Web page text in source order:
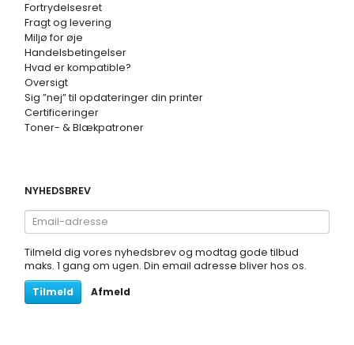
Fortrydelsesret
Fragt og levering
Miljø for øje
Handelsbetingelser
Hvad er kompatible?
Oversigt
Sig ”nej” til opdateringer din printer
Certificeringer
Toner- & Blækpatroner
NYHEDSBREV
Email-
adresse
Tilmeld dig vores nyhedsbrev og modtag gode tilbud
maks. 1 gang om ugen. Din email adresse bliver hos os.
Tilmeld
Afmeld